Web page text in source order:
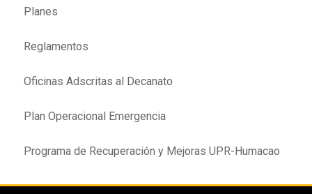
Planes
Reglamentos
Oficinas Adscritas al Decanato
Plan Operacional Emergencia
Programa de Recuperación y Mejoras UPR-Humacao